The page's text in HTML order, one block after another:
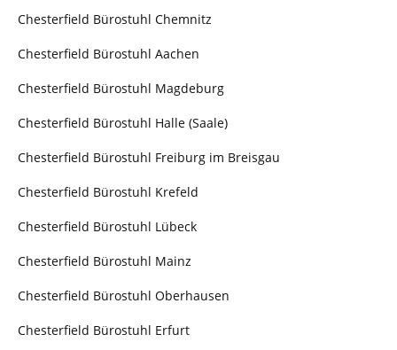
Chesterfield Bürostuhl Chemnitz
Chesterfield Bürostuhl Aachen
Chesterfield Bürostuhl Magdeburg
Chesterfield Bürostuhl Halle (Saale)
Chesterfield Bürostuhl Freiburg im Breisgau
Chesterfield Bürostuhl Krefeld
Chesterfield Bürostuhl Lübeck
Chesterfield Bürostuhl Mainz
Chesterfield Bürostuhl Oberhausen
Chesterfield Bürostuhl Erfurt